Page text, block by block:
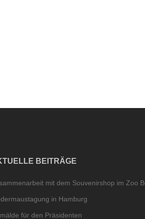
BEITRÄGE
mit dem Souvenirshop im Zoo
in Hamburg
für den Präsidenten